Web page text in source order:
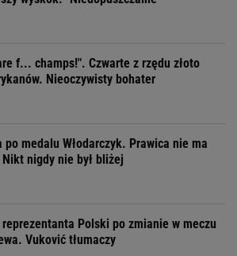
f... champs!". Czwarte z rzędu złoto
Nieoczywisty bohater
po medalu Włodarczyk. Prawica nie ma
nigdy nie był bliżej
reprezentanta Polski po zmianie w meczu
Vuković tłumaczy